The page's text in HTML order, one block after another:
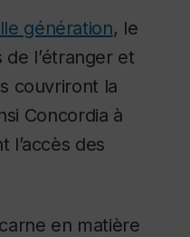
génération, le
l’étranger et
couvriront la
Concordia à
des
en matière